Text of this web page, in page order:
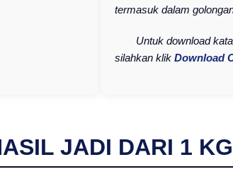
termasuk dalam
Untuk download
silahkan klik Download
JADI DARI 1